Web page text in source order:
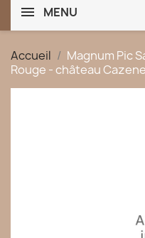
MENU
Accueil
Magnum Pic
Rouge - château